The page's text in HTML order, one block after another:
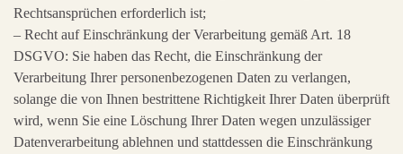
Rechtsansprüchen erforderlich ist;
– Recht auf Einschränkung der Verarbeitung gemäß Art. 18
DSGVO: Sie haben das Recht, die Einschränkung der
Verarbeitung Ihrer personenbezogenen Daten zu verlangen,
solange die von Ihnen bestrittene Richtigkeit Ihrer Daten überprüft
wird, wenn Sie eine Löschung Ihrer Daten wegen unzulässiger
Datenverarbeitung ablehnen und stattdessen die Einschränkung